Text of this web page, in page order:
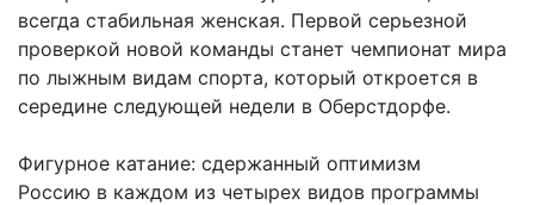
всегда стабильная женская. Первой серьезной
проверкой новой команды станет чемпионат мира
по лыжным видам спорта, который откроется в
середине следующей недели в Оберстдорфе.
Фигурное катание: сдержанный оптимизм
Россию в каждом из четырех видов программы